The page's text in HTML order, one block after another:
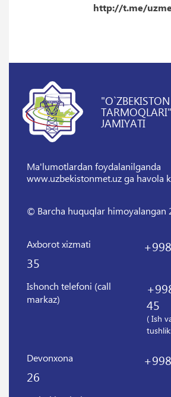
http://t.me/
JAMIYATI
Ma'lumotlardan foydalanilganda
www.uzbekistonmet.uz ga havola
© Barcha huquqlar himoyalangan
Axborot xizmati
35
Ishonch telefoni (call
markaz)
45
( Ish
Devonxona
26